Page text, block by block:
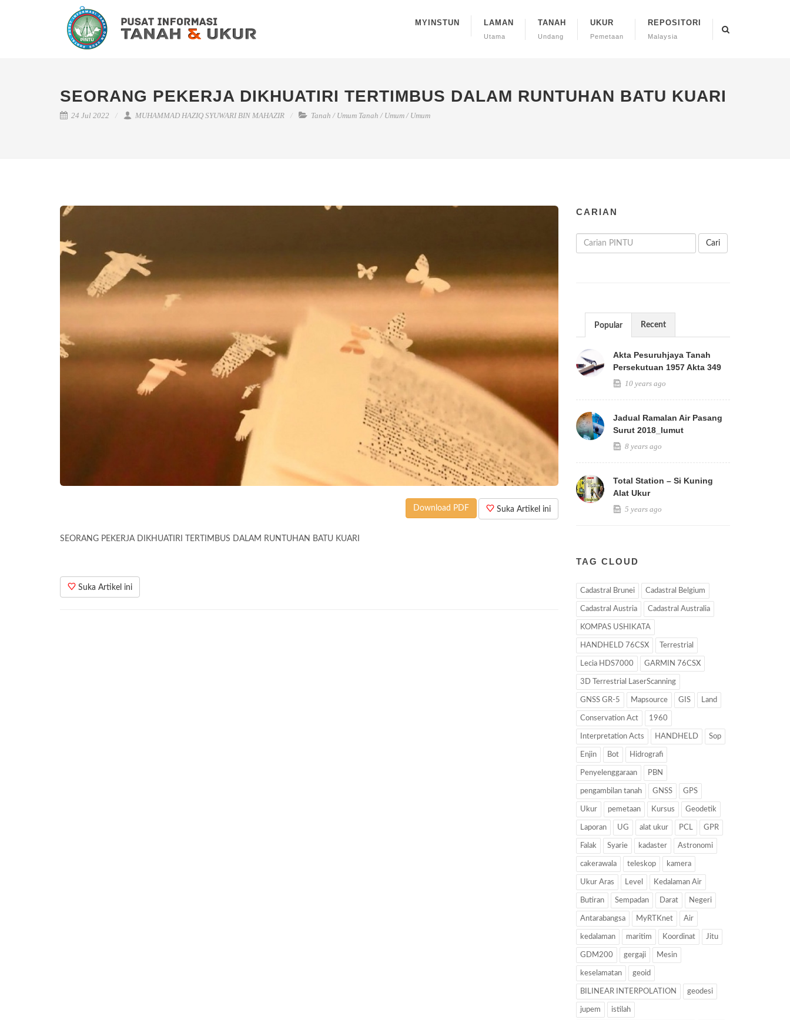
MYINSTUN LAMAN
Utama
TANAH
Undang
UKUR
Pemetaan
REPOSITORI
Malaysia
SEORANG PEKERJA DIKHUATIRI TERTIMBUS DALAM RUNTUHAN BATU KUARI
24 Jul 2022 MUHAMMAD HAZIQ SYUWARI BIN MAHAZIR Tanah / Umum Tanah / Umum/ Umum
Suka Artikel ini
Download PDF
SEORANG PEKERJA DIKHUATIRI TERTIMBUS DALAM RUNTUHAN BATU KUARI
Suka Artikel ini
CARIAN
Cari
Popular Recent
Akta Pesuruhjaya Tanah
Persekutuan 1957 Akta 349
10 years ago
Jadual Ramalan Air Pasang
Surut 2018_lumut
8 years ago
Total Station – Si Kuning
Alat Ukur
5 years ago
TAG CLOUD
Cadastral Brunei Cadastral Belgium
Cadastral Austria Cadastral Australia
KOMPAS USHIKATA
HANDHELD 76CSX Terrestrial
Lecia HDS7000 GARMIN 76CSX
3D Terrestrial LaserScanning
GNSS GR-5 Mapsource GIS Land
Conservation Act 1960
Interpretation Acts HANDHELD Sop
Enjin Bot Hidrografi
Penyelenggaraan PBN
pengambilan tanah GNSS GPS
Ukur pemetaan Kursus Geodetik
Laporan UG alat ukur PCL GPR
Falak Syarie kadaster Astronomi
cakerawala teleskop kamera
Ukur Aras Level Kedalaman Air
Butiran Sempadan Darat Negeri
Antarabangsa MyRTKnet Air
kedalaman maritim Koordinat Jitu
GDM200 gergaji Mesin
keselamatan geoid
BILINEAR INTERPOLATION geodesi
jupem istilah